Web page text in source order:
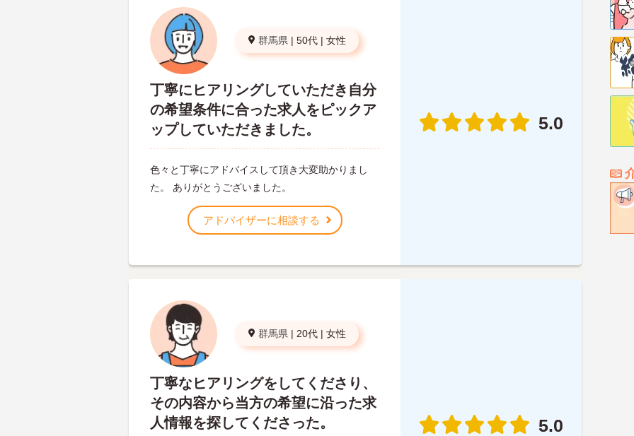
群馬県 | 50代 | 女性
丁寧にヒアリングしていただき自分
の希望条件に合った求人をピックア
ップしていただきました。
色々と丁寧にアドバイスして頂き大変助かりまし
た。 ありがとうございました。
アドバイザーに相談する
5.0
群馬県 | 20代 | 女性
丁寧なヒアリングをしてくださり、
その内容から当方の希望に沿った求
人情報を探してくださった。
5.0